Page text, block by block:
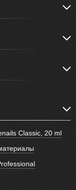
Classic, 20 ml